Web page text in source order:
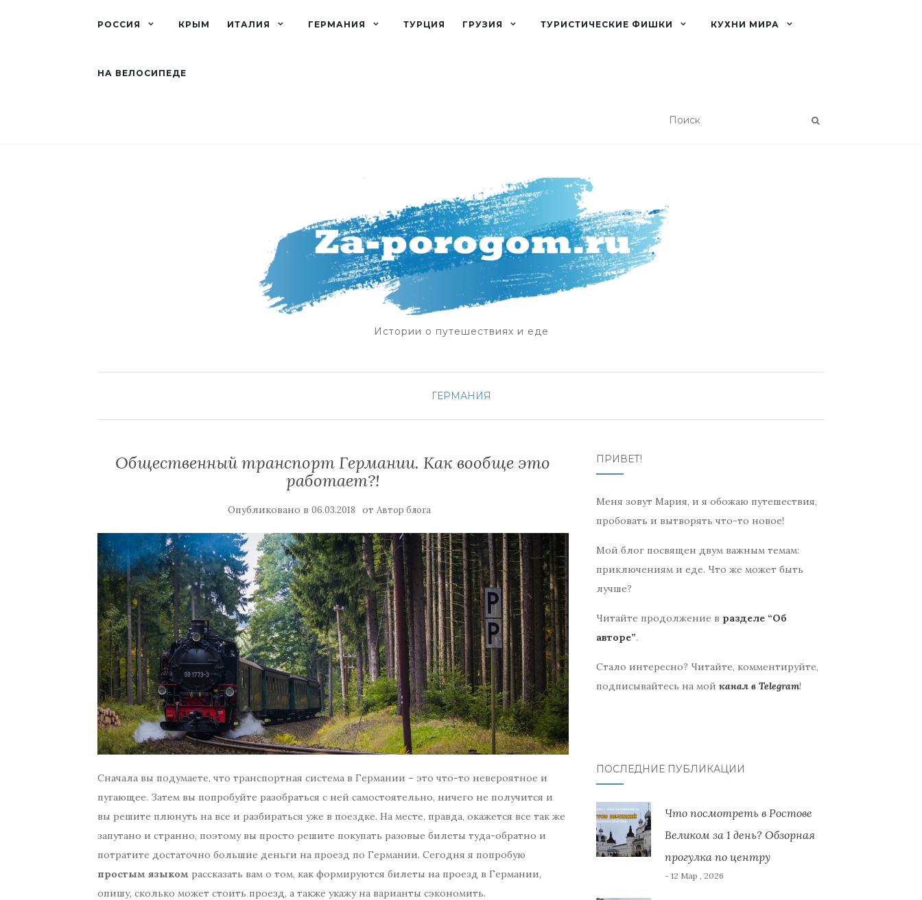
РОССИЯ КРЫМ ИТАЛИЯ ГЕРМАНИЯ ТУРЦИЯ ГРУЗИЯ ТУРИСТИЧЕСКИЕ ФИШКИ КУХНИ МИРА
НА ВЕЛОСИПЕДЕ
Истории о путешествиях и еде
ГЕРМАНИЯ
Общественный транспорт Германии. Как вообще это
работает?!
Опубликовано в06.03.2018 отАвтор блога
Сначала вы подумаете, что транспортная система в Германии – это что-то невероятное и
пугающее. Затем вы попробуйте разобраться с ней самостоятельно, ничего не получится и
вы решите плюнуть на все и разбираться уже в поездке. На месте, правда, окажется все так же
запутано и странно, поэтому вы просто решите покупать разовые билеты туда-обратно и
потратите достаточно большие деньги на проезд по Германии. Сегодня я попробую
простым языком рассказать вам о том, как формируются билеты на проезд в Германии,
опишу, сколько может стоить проезд, а также укажу на варианты сэкономить.
ПРИВЕТ!
Меня зовут Мария, и я обожаю путешествия,
пробовать и вытворять что-то новое!
Мой блог посвящен двум важным темам:
приключениям и еде. Что же может быть
лучше?
Читайте продолжение в разделе “Об
авторе”.
Стало интересно? Читайте, комментируйте,
подписывайтесь на мой канал в Telegram!
ПОСЛЕДНИЕ ПУБЛИКАЦИИ
Что посмотреть в Ростове
Великом за 1 день? Обзорная
прогулка по центру
- 12 Мар , 2026